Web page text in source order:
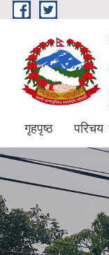
Skip to main content
गृहपृष्ठ परिचय